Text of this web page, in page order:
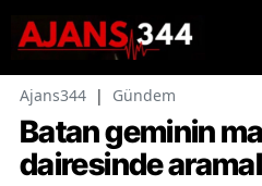
Ajans344 | Gündem
Batan geminin
dairesinde